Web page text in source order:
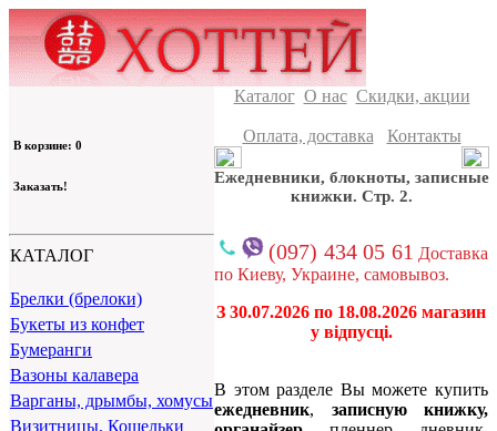
В корзине: 0
Заказать!
КАТАЛОГ
Брелки (брелоки)
Букеты из конфет
Бумеранги
Вазоны калавера
Варганы, дрымбы, хомусы
Визитницы, Кошельки
Каталог О нас Скидки, акции
Оплата, доставка Контакты
Ежедневники, блокноты, записные
книжки. Стр. 2.
(097) 434 05 61 Доставка
по Киеву, Украине, самовывоз.
З 30.07.2026 по 18.08.2026 магазин
у відпусці.
В этом разделе Вы можете купить
ежедневник, записную книжку,